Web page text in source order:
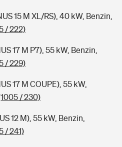
15 M XL/RS), 40 kW, Benzin,
/ 222)
17 M P7), 55 kW, Benzin,
/ 229)
17 M COUPE), 55 kW,
/ 230)
12 M), 55 kW, Benzin,
/ 241)